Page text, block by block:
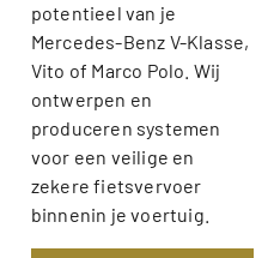
potentieel van je
Mercedes-Benz V-Klasse,
Vito of Marco Polo. Wij
ontwerpen en
produceren systemen
voor een veilige en
zekere fietsvervoer
binnenin je voertuig.